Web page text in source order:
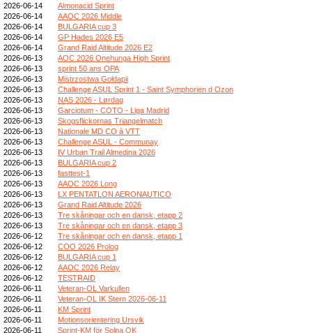
2026-06-14
Almonacid Sprint
2026-06-14
AAOC 2026 Middle
2026-06-14
BULGARIA cup 3
2026-06-14
GP Hades 2026 E5
2026-06-14
Grand Raid Altitude 2026 E2
2026-06-13
AOC 2026 Onehunga High Sprint
2026-06-13
sprint 50 ans OPA
2026-06-13
Mistrzostwa Gołdapii
2026-06-13
Challenge ASUL Sprint 1 - Saint Symphorien d Ozon
2026-06-13
NAS 2026 - Lørdag
2026-06-13
Garciotum - COTO - Liga Madrid
2026-06-13
Skogsflickornas Triangelmatch
2026-06-13
Nationale MD CO à VTT
2026-06-13
Challenge ASUL - Communay
2026-06-13
IV Urban Trail Almedina 2026
2026-06-13
BULGARIA cup 2
2026-06-13
fasttest-1
2026-06-13
AAOC 2026 Long
2026-06-13
LX PENTATLON AERONAUTICO
2026-06-13
Grand Raid Altitude 2026
2026-06-13
Tre skåningar och en dansk, etapp 2
2026-06-13
Tre skåningar och en dansk, etapp 3
2026-06-12
Tre skåningar och en dansk, etapp 1
2026-06-12
COO 2026 Prolog
2026-06-12
BULGARIA cup 1
2026-06-12
AAOC 2026 Relay
2026-06-12
TESTRAID
2026-06-11
Veteran-OL Varkullen
2026-06-11
Veteran-OL IK Stern 2026-06-11
2026-06-11
KM Sprint
2026-06-11
Motionsorientering Ursvik
2026-06-11
Sprint-KM för Solna OK